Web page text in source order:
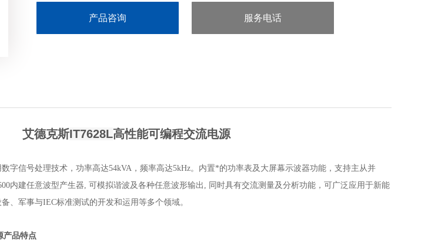
产品咨询 服务电话
艾德克斯IT7628L高性能可编程交流电源
字信号处理技术，功率高达54kVA，频率高达5kHz。内置*的功率表及大屏幕示波器功能，支持主从并
内建任意波型产生器, 可模拟谐波及各种任意波形输出 , 同时具有交流测量及分析功能，可广泛应用于新能
、军事与IEC标准测试的开发和运用等多个领域。
产品特点